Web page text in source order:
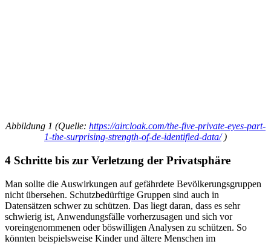
Abbildung 1 (Quelle: https://aircloak.com/the-five-private-eyes-part-
1-the-surprising-strength-of-de-identified-data/)
4 Schritte bis zur Verletzung der Privatsphäre
Man sollte die Auswirkungen auf gefährdete Bevölkerungsgruppen
nicht übersehen. Schutzbedürftige Gruppen sind auch in
Datensätzen schwer zu schützen. Das liegt daran, dass es sehr
schwierig ist, Anwendungsfälle vorherzusagen und sich vor
voreingenommenen oder böswilligen Analysen zu schützen. So
könnten beispielsweise Kinder und ältere Menschen im